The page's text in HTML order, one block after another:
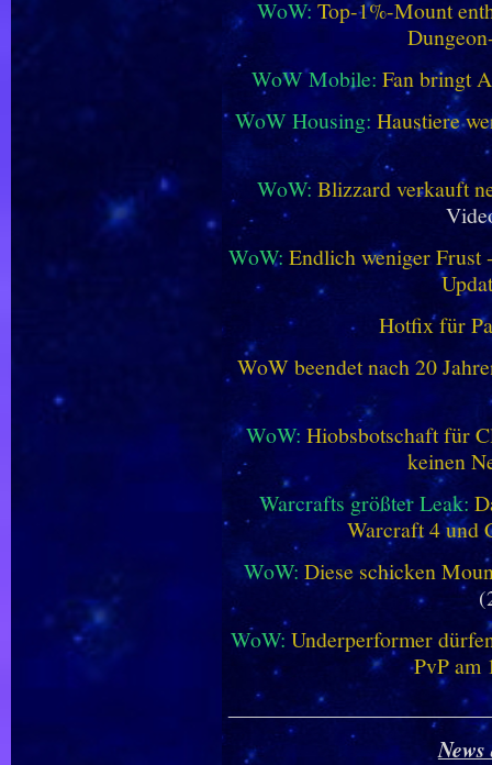
WoW: Top-1%-Mount
WoW Mobile: Fan bringt
WoW Housing: Haustiere
WoW: Blizzard verkauft
WoW: Endlich weniger
Hotfix für
WoW beendet nach 20
WoW: Hiobsbotschaft für
keinen
Warcrafts größter Leak:
Warcraft 4 und
WoW: Diese schicken
WoW: Underperformer
PvP am